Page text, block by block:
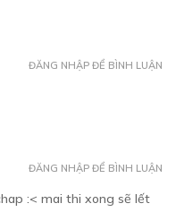
ĐĂNG NHẬP ĐỂ BÌNH LUẬN
:< mai thi xong sẽ lết
ĐĂNG NHẬP ĐỂ BÌNH LUẬN